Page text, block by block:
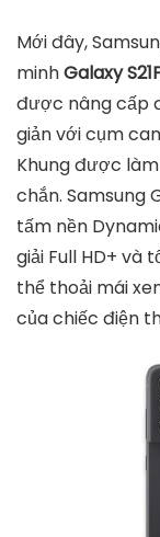
Mới đây,
minhGalaxy
được nâng cấp
giản với cụm
Khung được
chắn. Samsung
tấm nền
giải Full HD+ và
thể thoải mái
của chiếc điện